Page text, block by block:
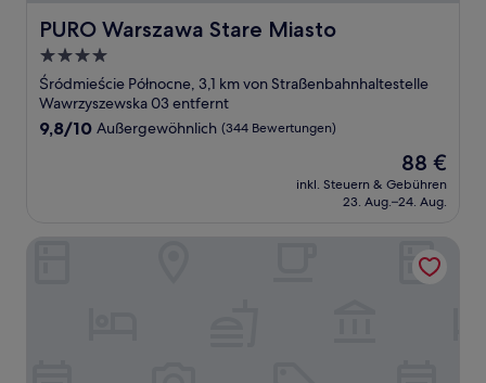
PURO Warszawa Stare Miasto
PURO Warszawa Stare Miasto
4.0-
Sterne-
Unterkunft
Śródmieście Północne, 3,1 km von Straßenbahnhaltestelle
Wawrzyszewska 03 entfernt
9.8
9,8/10 Außergewöhnlich (344 Bewertungen)
Der
Preis
beträgt
88 €
inkl. Steuern & Gebühren
23. Aug.–24. Aug.